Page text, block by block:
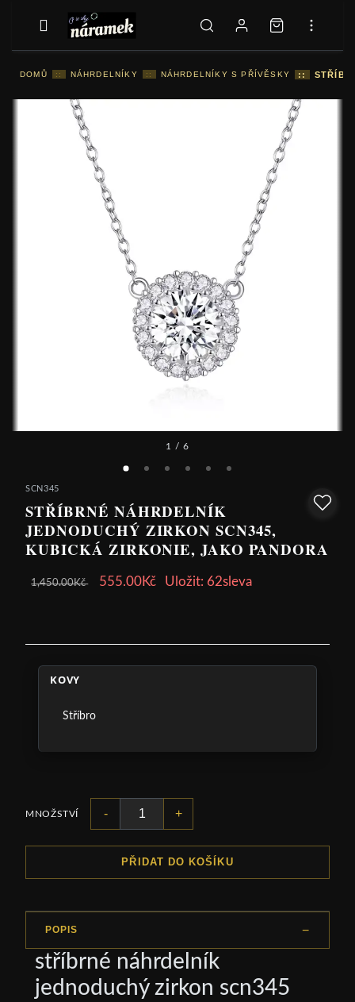
DOMŮ :: NÁHRDELNÍKY :: NÁHRDELNÍKY S PŘÍVĚSKY ::
1 / 6
SCN345
STŘÍBRNÉ NÁHRDELNÍK
JEDNODUCHÝ ZIRKON SCN345,
KUBICKÁ ZIRKONIE, JAKO PANDORA
1,450.00Kč 555.00Kč Uložit: 62sleva
KOVY
Stříbro
MNOŽSTVÍ - +
PŘIDAT DO KOŠÍKU
POPIS
stříbrné náhrdelník
jednoduchý zirkon scn345